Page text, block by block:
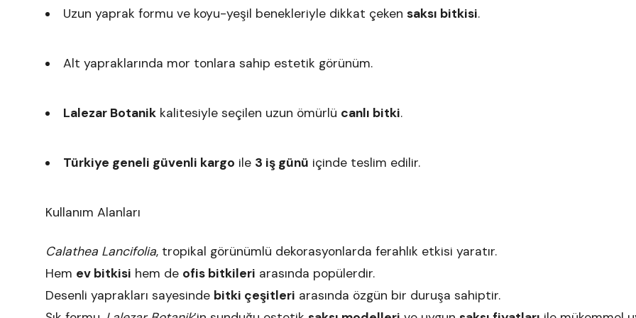
Uzun yaprak formu ve koyu-yeşil benekleriyle dikkat çeken saksı bitkisi.
Alt yapraklarında mor tonlara sahip estetik görünüm.
Lalezar Botanikkalitesiyle seçilen uzun ömürlü canlı bitki.
Türkiye geneli güvenli kargo ile 3 iş günü içinde teslim edilir.
Kullanım Alanları
Calathea Lancifolia, tropikal görünümlü dekorasyonlarda ferahlık etkisi yaratır.
Hem ev bitkisi hem de ofis bitkileri arasında popülerdir.
Desenli yaprakları sayesinde bitki çeşitleri arasında özgün bir duruşa sahiptir.